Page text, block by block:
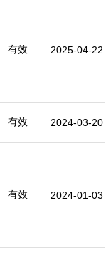
有效 2025-04-22
有效 2024-03-20
有效 2024-01-03